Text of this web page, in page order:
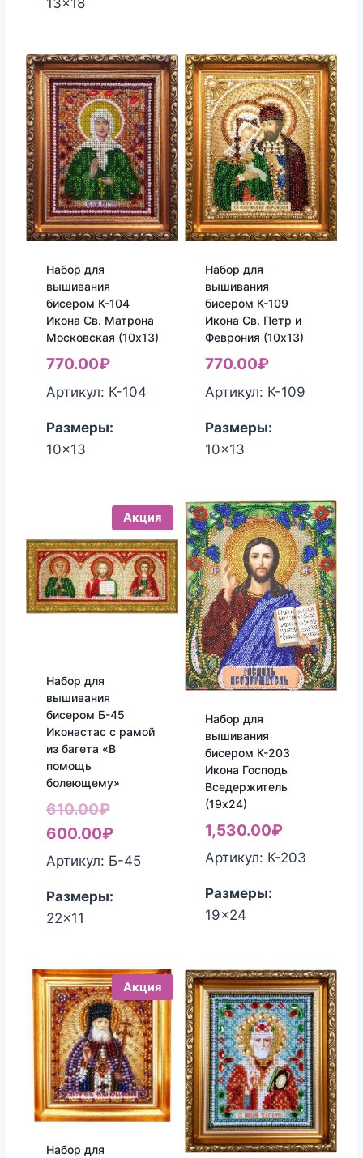
Набор для
вышивания
бисером К-104
Икона Св. Матрона
Московская (10х13)
770.00₽
Артикул: К-104
Размеры:
10x13
Набор для
вышивания
бисером К-109
Икона Св. Петр и
Феврония (10х13)
770.00₽
Артикул: К-109
Размеры:
10x13
Акция
Набор для
вышивания
бисером Б-45
Иконастас с рамой
из багета «В
помощь
болеющему»
610.00₽Первоначальная
цена
составляла
600.00₽Текущая
цена:
Артикул: Б-45
Размеры:
22x11
Набор для
вышивания
бисером К-203
Икона Господь
Вседержитель
(19х24)
1,530.00₽
Артикул: К-203
Размеры:
19x24
Акция
Набор для